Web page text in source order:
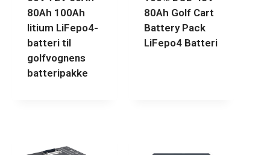
80Ah 100Ah
litium LiFepo4-
batteri til
golfvognens
batteripakke
80Ah Golf Cart
Battery Pack
LiFepo4 Batteri